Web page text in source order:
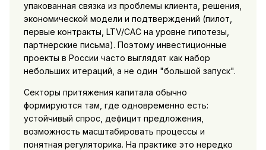
упакованная связка из проблемы клиента, решения,
экономической модели и подтверждений (пилот,
первые контракты, LTV/CAC на уровне гипотезы,
партнерские письма). Поэтому инвестиционные
проекты в России часто выглядят как набор
небольших итераций, а не один "большой запуск".
Секторы притяжения капитала обычно
формируются там, где одновременно есть:
устойчивый спрос, дефицит предложения,
возможность масштабировать процессы и
понятная регуляторика. На практике это нередко